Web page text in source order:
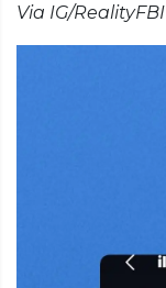
Via IG/RealityFBI